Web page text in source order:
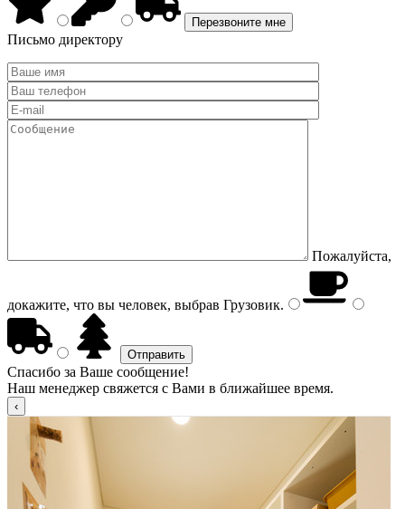
Письмо директору
Пожалуйста,
докажите, что вы человек, выбрав Грузовик.
Спасибо за Ваше сообщение!
Наш менеджер свяжется с Вами в ближайшее время.